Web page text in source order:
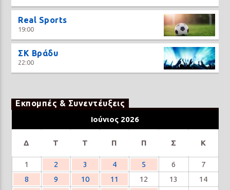
Real Sports
19:00
ΣΚ Βράδυ
22:00
Εκπομπές & Συνεντέυξεις
Ιούνιος 2026
Δ Τ Τ Π Π Σ Κ
1 2 3 4 5 6
7
8
9 10 11 12 13
14